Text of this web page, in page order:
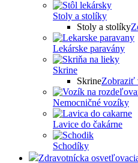
Stoly a stolíky
Stoly a stolíky
Lekárske paravány
Skrine
SkrineZobraziť
Nemocničné vozíky
Lavice do čakárne
Schodíky
Zdravotnícka